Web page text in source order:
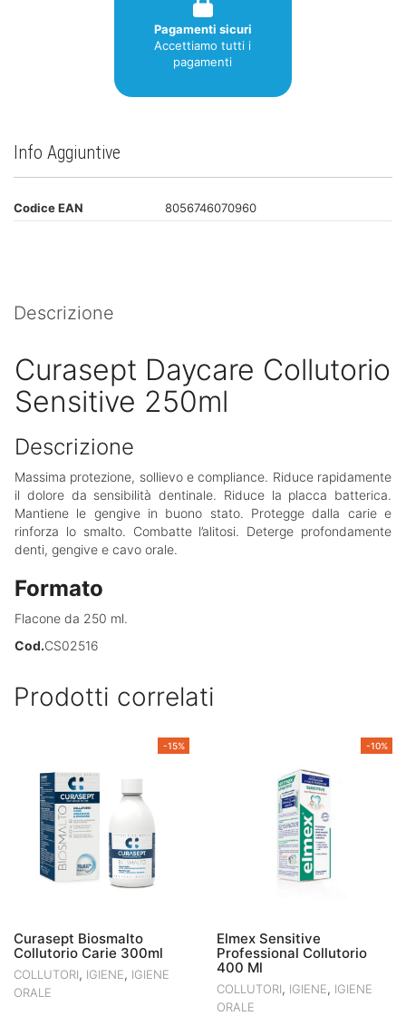
Pagamenti sicuri
Accettiamo tutti i
pagamenti
Info Aggiuntive
Codice EAN 8056746070960
Descrizione
Curasept Daycare Collutorio
Sensitive 250ml
Descrizione
Massima protezione, sollievo e compliance. Riduce rapidamente
il dolore da sensibilità dentinale. Riduce la placca batterica.
Mantiene le gengive in buono stato. Protegge dalla carie e
rinforza lo smalto. Combatte l’alitosi. Deterge profondamente
denti, gengive e cavo orale.
Formato
Flacone da 250 ml.
Cod.CS02516
Prodotti correlati
-15%
Curasept Biosmalto
Collutorio Carie 300ml
COLLUTORI, IGIENE, IGIENE
ORALE
-10%
Elmex Sensitive
Professional Collutorio
400 Ml
COLLUTORI, IGIENE, IGIENE
ORALE